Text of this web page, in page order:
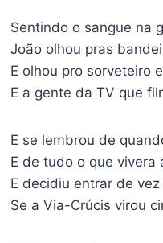
Sentindo o sangue na
João olhou pras
E olhou pro sorveteiro
E a gente da TV que
E se lembrou de
E de tudo o que vivera
E decidiu entrar de
Se a Via-Crúcis virou